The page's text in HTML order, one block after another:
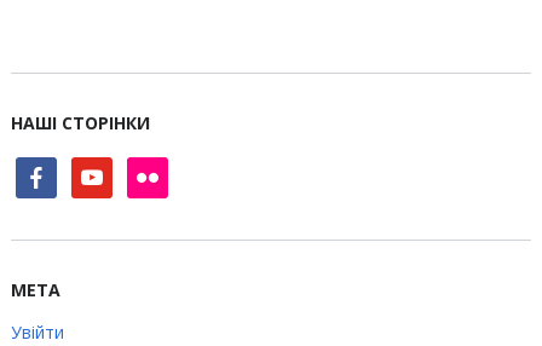
НАШІ СТОРІНКИ
facebookyoutube flickr
МЕТА
Увійти